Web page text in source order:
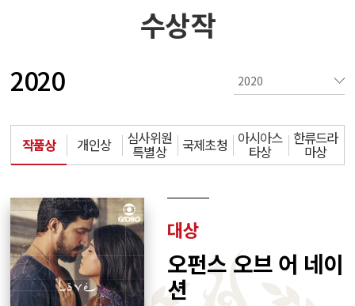
수상작
2020
작품상 개인상 심사위원
특별상 국제초청 아시아스
타상
한류드라
마상
대상
오펀스 오브 어 네이
션